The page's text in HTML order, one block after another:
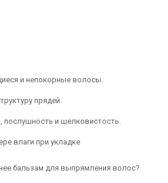
и непокорные волосы.
прядей.
послушность и шелковистость.
влаги при укладке
бальзам для выпрямления волос?